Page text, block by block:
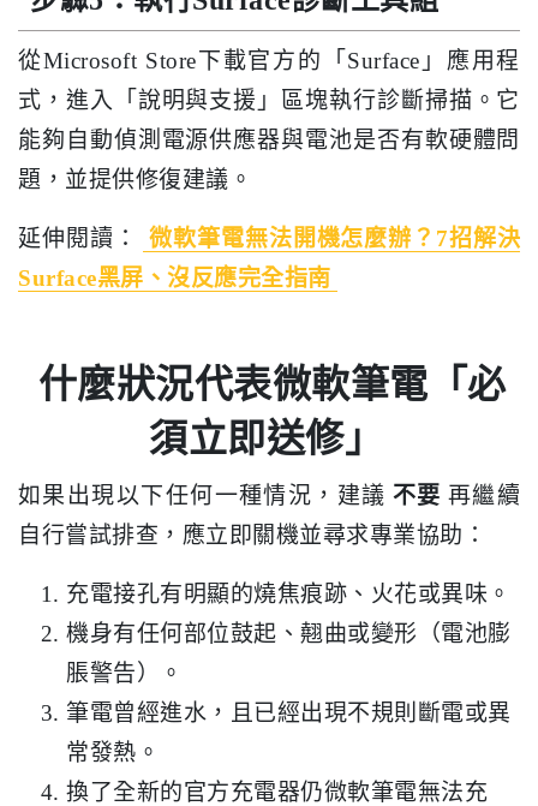
從Microsoft Store下載官方的「Surface」應用程
式，進入「說明與支援」區塊執行診斷掃描。它
能夠自動偵測電源供應器與電池是否有軟硬體問
題，並提供修復建議。
延伸閱讀：
微軟筆電無法開機怎麼辦？7招解決
Surface黑屏、沒反應完全指南
什麼狀況代表微軟筆電「必
須立即送修」
如果出現以下任何一種情況，建議 不要 再繼續
自行嘗試排查，應立即關機並尋求專業協助：
充電接孔有明顯的燒焦痕跡、火花或異味。
機身有任何部位鼓起、翹曲或變形（電池膨
脹警告）。
筆電曾經進水，且已經出現不規則斷電或異
常發熱。
換了全新的官方充電器仍微軟筆電無法充